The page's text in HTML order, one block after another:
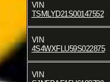
VIN
TSMLYD21S00147552
VIN
4S4WXFLU59S022875
VIN